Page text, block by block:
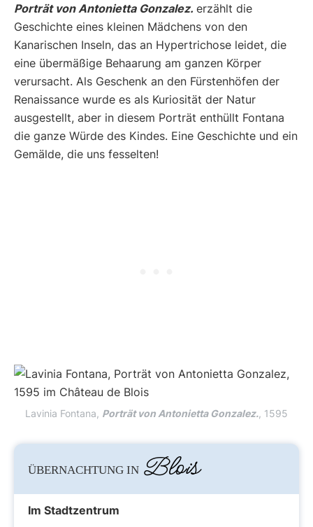
Porträt von Antonietta Gonzalez. erzählt die
Geschichte eines kleinen Mädchens von den
Kanarischen Inseln, das an Hypertrichose leidet, die
eine übermäßige Behaarung am ganzen Körper
verursacht. Als Geschenk an den Fürstenhöfen der
Renaissance wurde es als Kuriosität der Natur
ausgestellt, aber in diesem Porträt enthüllt Fontana
die ganze Würde des Kindes. Eine Geschichte und ein
Gemälde, die uns fesselten!
Lavinia Fontana, Porträt von Antonietta Gonzalez., 1595
ÜBERNACHTUNG IN Blois
Im Stadtzentrum